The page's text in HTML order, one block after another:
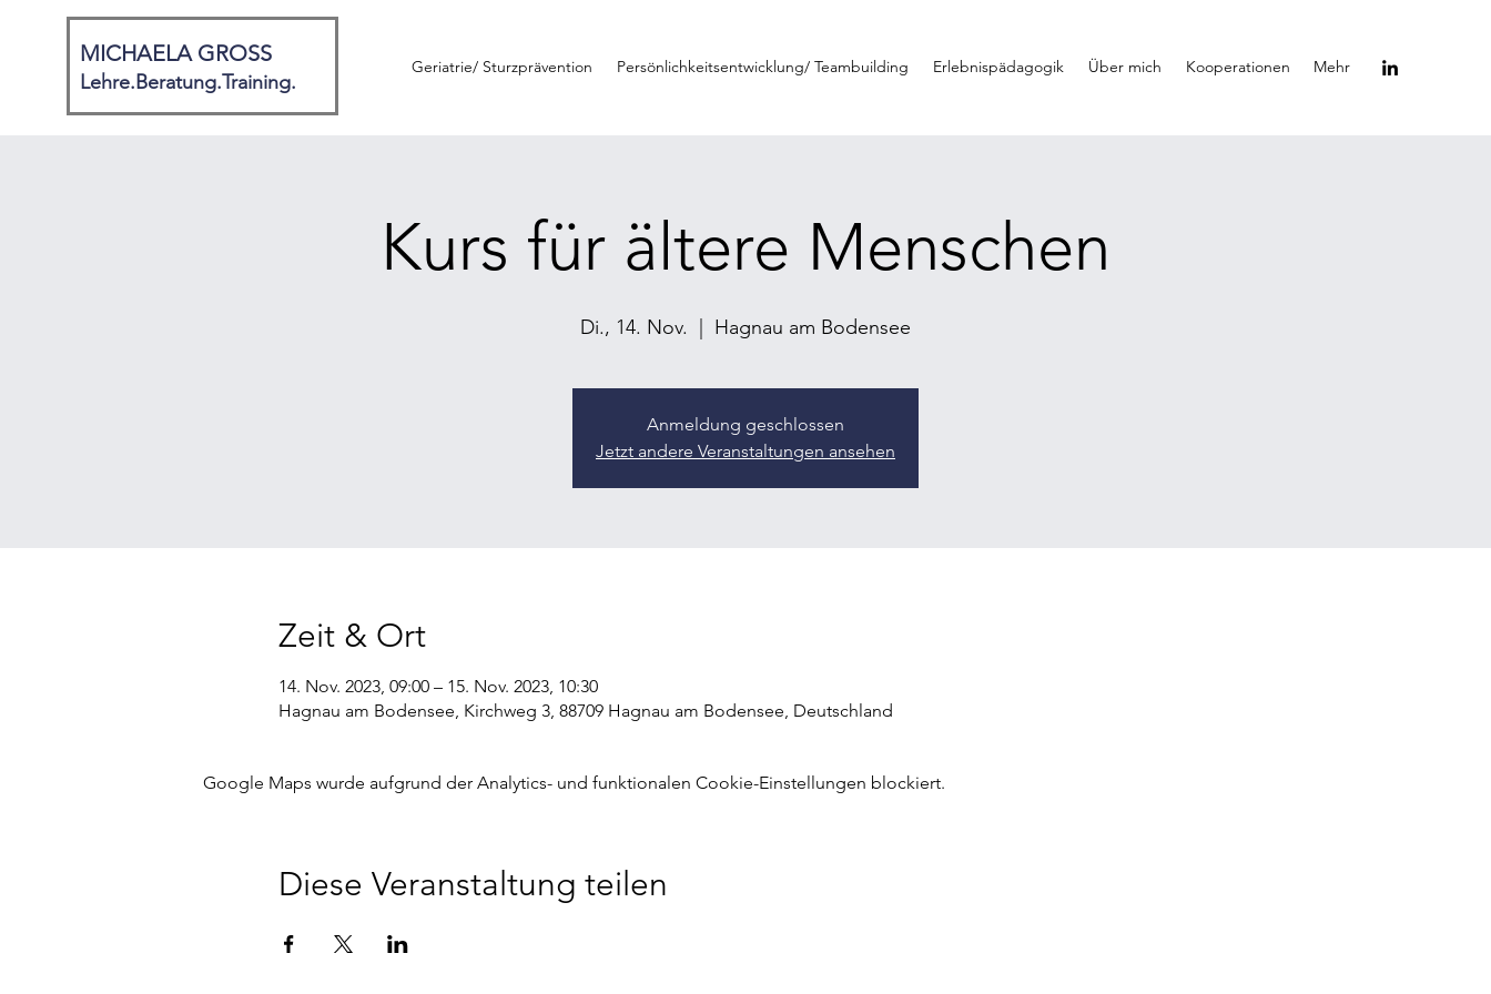
MICHAELA GROSS
Lehre.Beratung.Training.
Geriatrie/ Sturzprävention Persönlichkeitsentwicklung/ Teambuilding Erlebnispädagogik Über mich Kooperationen Mehr
Kurs für ältere Menschen
Di., 14. Nov. Hagnau am Bodensee
Anmeldung geschlossen
Jetzt andere Veranstaltungen ansehen
Zeit & Ort
14. Nov. 2023, 09:00 – 15. Nov. 2023, 10:30
Hagnau am Bodensee, Kirchweg 3, 88709 Hagnau am Bodensee, Deutschland
Google Maps wurde aufgrund der Analytics- und funktionalen Cookie-Einstellungen blockiert.
Diese Veranstaltung teilen